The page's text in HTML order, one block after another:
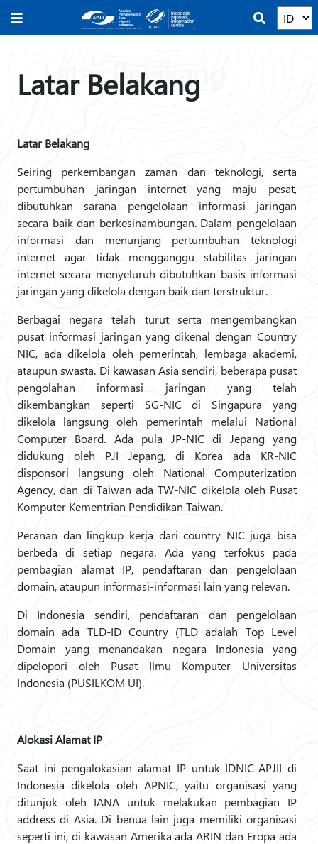
Latar Belakang
Latar Belakang
Seiring perkembangan zaman dan teknologi, serta
pertumbuhan jaringan internet yang maju pesat,
dibutuhkan sarana pengelolaan informasi jaringan
secara baik dan berkesinambungan. Dalam pengelolaan
informasi dan menunjang pertumbuhan teknologi
internet agar tidak mengganggu stabilitas jaringan
internet secara menyeluruh dibutuhkan basis informasi
jaringan yang dikelola dengan baik dan terstruktur.
Berbagai negara telah turut serta mengembangkan
pusat informasi jaringan yang dikenal dengan Country
NIC, ada dikelola oleh pemerintah, lembaga akademi,
ataupun swasta. Di kawasan Asia sendiri, beberapa pusat
pengolahan informasi jaringan yang telah
dikembangkan seperti SG-NIC di Singapura yang
dikelola langsung oleh pemerintah melalui National
Computer Board. Ada pula JP-NIC di Jepang yang
didukung oleh PJI Jepang, di Korea ada KR-NIC
disponsori langsung oleh National Computerization
Agency, dan di Taiwan ada TW-NIC dikelola oleh Pusat
Komputer Kementrian Pendidikan Taiwan.
Peranan dan lingkup kerja dari country NIC juga bisa
berbeda di setiap negara. Ada yang terfokus pada
pembagian alamat IP, pendaftaran dan pengelolaan
domain, ataupun informasi-informasi lain yang relevan.
Di Indonesia sendiri, pendaftaran dan pengelolaan
domain ada TLD-ID Country (TLD adalah Top Level
Domain yang menandakan negara Indonesia yang
dipelopori oleh Pusat Ilmu Komputer Universitas
Indonesia (PUSILKOM UI).
Alokasi Alamat IP
Saat ini pengalokasian alamat IP untuk IDNIC-APJII di
Indonesia dikelola oleh APNIC, yaitu organisasi yang
ditunjuk oleh IANA untuk melakukan pembagian IP
address di Asia. Di benua lain juga memiliki organisasi
seperti ini, di kawasan Amerika ada ARIN dan Eropa ada